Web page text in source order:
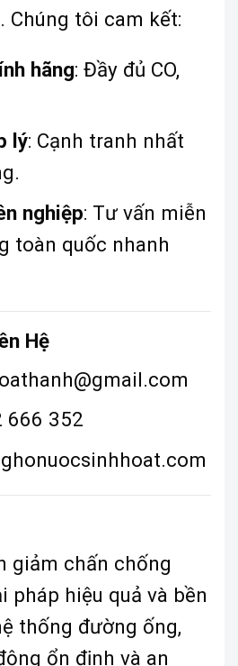
Chúng tôi cam kết:
hãng: Đầy đủ CO,
lý: Cạnh tranh nhất
nghiệp: Tư vấn miễn
toàn quốc nhanh
Hệ
666 352
giảm chấn chống
pháp hiệu quả và bền
thống đường ống,
ổn định và an